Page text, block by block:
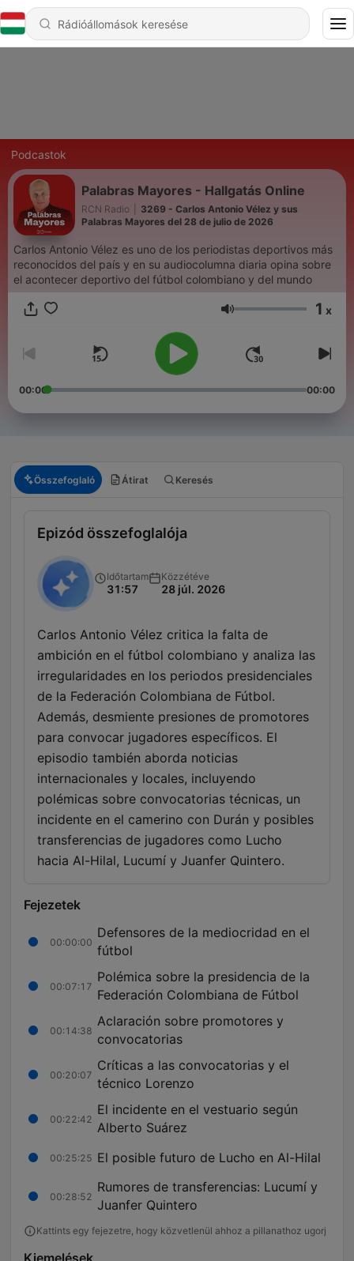
Podcastok
Palabras Mayores - Hallgatás Online
RCN Radio
3269 - Carlos Antonio Vélez y sus
Palabras Mayores del 28 de julio de 2026
Carlos Antonio Vélez es uno de los periodistas deportivos más
reconocidos del país y en su audiocolumna diaria opina sobre
el acontecer deportivo del fútbol colombiano y del mundo
Hangerő 1 x
00:00 00:00
Összefoglaló Átirat Keresés
Epizód összefoglalója
Időtartam
31:57
Közzétéve
28 júl. 2026
Carlos Antonio Vélez critica la falta de
ambición en el fútbol colombiano y analiza las
irregularidades en los periodos presidenciales
de la Federación Colombiana de Fútbol.
Además, desmiente presiones de promotores
para convocar jugadores específicos. El
episodio también aborda noticias
internacionales y locales, incluyendo
polémicas sobre convocatorias técnicas, un
incidente en el camerino con Durán y posibles
transferencias de jugadores como Lucho
hacia Al-Hilal, Lucumí y Juanfer Quintero.
Fejezetek
00:00:00
Defensores de la mediocridad en el
fútbol
00:07:17
Polémica sobre la presidencia de la
Federación Colombiana de Fútbol
00:14:38
Aclaración sobre promotores y
convocatorias
00:20:07
Críticas a las convocatorias y el
técnico Lorenzo
00:22:42
El incidente en el vestuario según
Alberto Suárez
00:25:25 El posible futuro de Lucho en Al-Hilal
00:28:52
Rumores de transferencias: Lucumí y
Juanfer Quintero
Kattints egy fejezetre, hogy közvetlenül ahhoz a pillanathoz ugorj